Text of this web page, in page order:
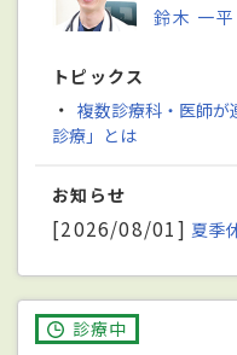
鈴木 一
トピックス
・ 複数診療科・医師が
診療」とは
お知らせ
[2026/08/01] 夏季
診療中